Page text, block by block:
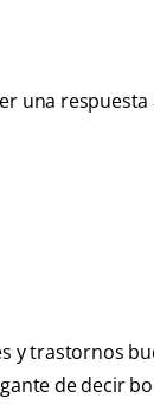
una
y trastornos
de decir